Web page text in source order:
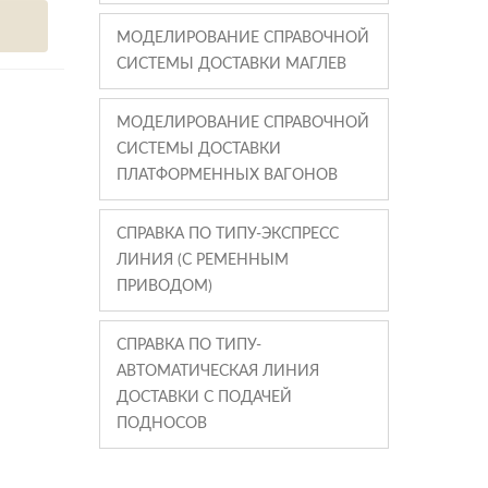
МОДЕЛИРОВАНИЕ СПРАВОЧНОЙ
СИСТЕМЫ ДОСТАВКИ МАГЛЕВ
МОДЕЛИРОВАНИЕ СПРАВОЧНОЙ
СИСТЕМЫ ДОСТАВКИ
ПЛАТФОРМЕННЫХ ВАГОНОВ
СПРАВКА ПО ТИПУ-ЭКСПРЕСС
ЛИНИЯ (С РЕМЕННЫМ
ПРИВОДОМ)
СПРАВКА ПО ТИПУ-
АВТОМАТИЧЕСКАЯ ЛИНИЯ
ДОСТАВКИ С ПОДАЧЕЙ
ПОДНОСОВ